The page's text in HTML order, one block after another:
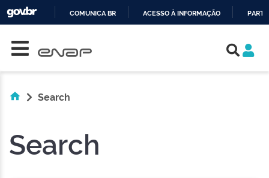
COMUNICA BR ACESSO À INFORMAÇÃO
Search
Search